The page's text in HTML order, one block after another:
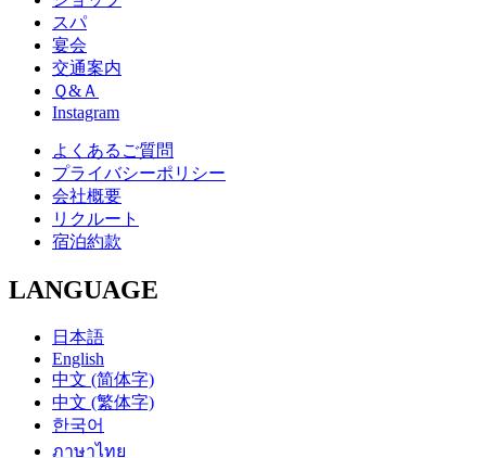
スパ
宴会
交通案内
Ｑ&Ａ
Instagram
よくあるご質問
プライバシーポリシー
会社概要
リクルート
宿泊約款
LANGUAGE
日本語
English
中文 (简体字)
中文 (繁体字)
한국어
ภาษาไทย